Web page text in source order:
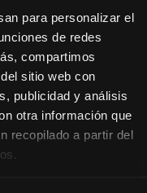
para personalizar el
de redes
compartimos
sitio web con
publicidad y análisis
otra información que
recopilado a partir del
excelencia en el
Repuestos
cada uno
para
Elija
mundo de
Su éxito es